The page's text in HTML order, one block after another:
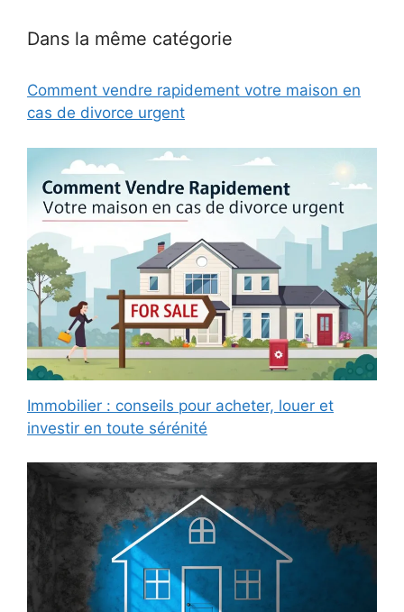
Dans la même catégorie
Comment vendre rapidement votre maison en
cas de divorce urgent
Immobilier : conseils pour acheter, louer et
investir en toute sérénité